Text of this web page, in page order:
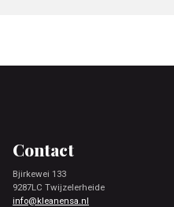
Contact
Bjirkewei 133
9287LC Twijzelerheide
info@kleanensa.nl